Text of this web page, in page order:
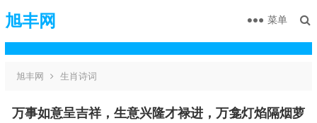
旭丰网 菜单
旭丰网 生肖诗词
万事如意呈吉祥，生意兴隆才禄进，万龛灯焰隔烟萝